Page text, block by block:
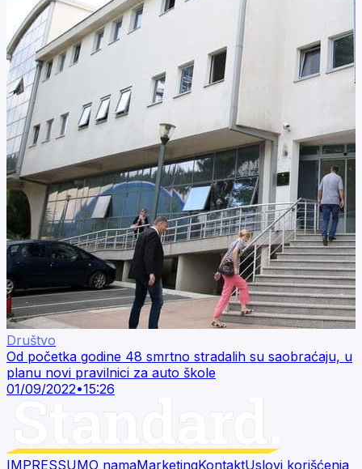
Društvo
Od početka godine 48 smrtno stradalih su saobraćaju, u
planu novi pravilnici za auto škole
01/09/2022•15:26
IMPRESSUMO namaMarketingKontaktUslovi korišćenja